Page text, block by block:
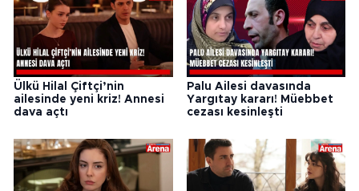
Ülkü Hilal Çiftçi’nin
ailesinde yeni kriz! Annesi
dava açtı
Palu Ailesi davasında
Yargıtay kararı! Müebbet
cezası kesinleşti